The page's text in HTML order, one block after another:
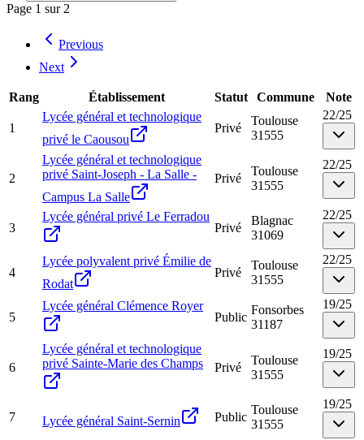
Page 1 sur 2
Previous
Next
Rang Établissement Statut Commune Note
1
Lycée général et technologique
privé le Caousou
Privé
Toulouse
31555
22/25
2
Lycée général et technologique
privé Saint-Joseph - La Salle -
Campus La Salle
Privé
Toulouse
31555
22/25
3
Lycée général privé Le Ferradou
Privé
Blagnac
31069
22/25
4
Lycée polyvalent privé Émilie de
Rodat
Privé
Toulouse
31555
22/25
5
Lycée général Clémence Royer
Public
Fonsorbes
31187
19/25
6
Lycée général et technologique
privé Sainte-Marie des Champs
Privé
Toulouse
31555
19/25
7 Lycée général Saint-Sernin Public
Toulouse
31555
19/25